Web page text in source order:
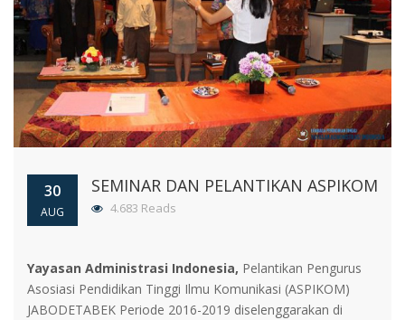
30
AUG
SEMINAR DAN PELANTIKAN ASPIKOM
4.683 Reads
Yayasan Administrasi Indonesia, Pelantikan Pengurus
Asosiasi Pendidikan Tinggi Ilmu Komunikasi (ASPIKOM)
JABODETABEK Periode 2016-2019 diselenggarakan di